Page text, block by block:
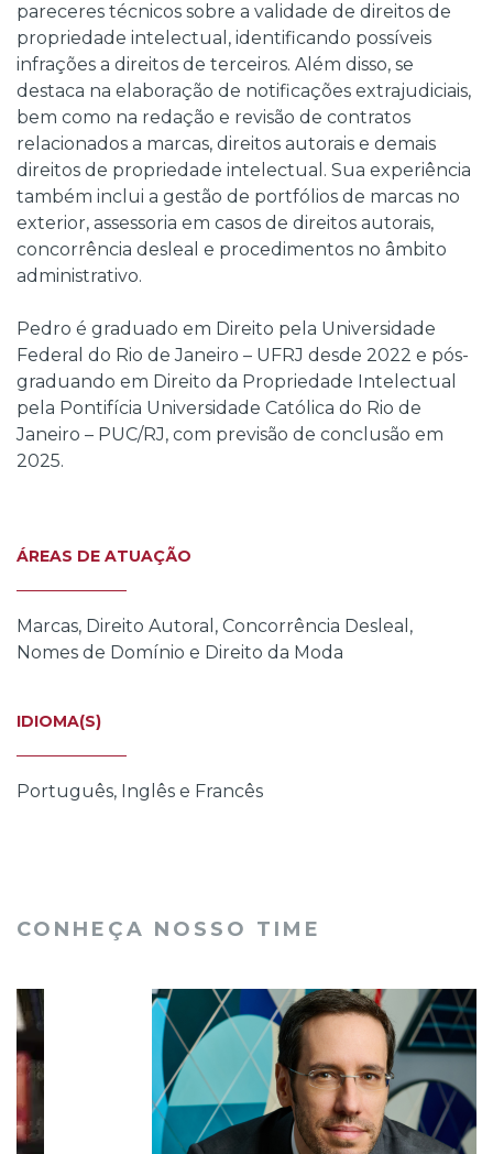
pareceres técnicos sobre a validade de direitos de
propriedade intelectual, identificando possíveis
infrações a direitos de terceiros. Além disso, se
destaca na elaboração de notificações extrajudiciais,
bem como na redação e revisão de contratos
relacionados a marcas, direitos autorais e demais
direitos de propriedade intelectual. Sua experiência
também inclui a gestão de portfólios de marcas no
exterior, assessoria em casos de direitos autorais,
concorrência desleal e procedimentos no âmbito
administrativo.
Pedro é graduado em Direito pela Universidade
Federal do Rio de Janeiro – UFRJ desde 2022 e pós-
graduando em Direito da Propriedade Intelectual
pela Pontifícia Universidade Católica do Rio de
Janeiro – PUC/RJ, com previsão de conclusão em
2025.
ÁREAS DE ATUAÇÃO
Marcas, Direito Autoral, Concorrência Desleal,
Nomes de Domínio e Direito da Moda
IDIOMA(S)
Português, Inglês e Francês
CONHEÇA NOSSO TIME